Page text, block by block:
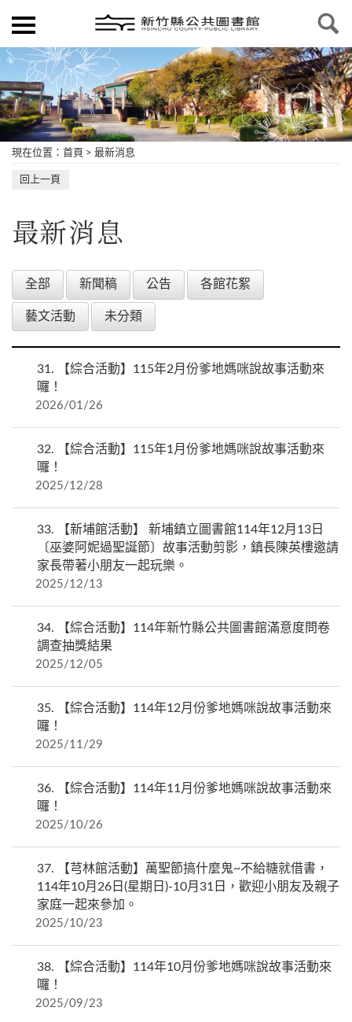
現在位置 ： 首頁 > 最新消息
回上一頁
最新消息
全部 新聞稿 公告 各館花絮
藝文活動 未分類
31.
【綜合活動】115年2月份爹地媽咪說故事活動來
囉！
2026/01/26
32.
【綜合活動】115年1月份爹地媽咪說故事活動來
囉！
2025/12/28
33.
【新埔館活動】 新埔鎮立圖書館114年12月13日
〔巫婆阿妮過聖誕節〕故事活動剪影，鎮長陳英樓邀請
家長帶著小朋友一起玩樂。
2025/12/13
34.
【綜合活動】114年新竹縣公共圖書館滿意度問卷
調查抽獎結果
2025/12/05
35.
【綜合活動】114年12月份爹地媽咪說故事活動來
囉！
2025/11/29
36.
【綜合活動】114年11月份爹地媽咪說故事活動來
囉！
2025/10/26
37.
【芎林館活動】萬聖節搞什麼鬼~不給糖就借書，
114年10月26日(星期日)-10月31日，歡迎小朋友及親子
家庭一起來參加。
2025/10/23
38.
【綜合活動】114年10月份爹地媽咪說故事活動來
囉！
2025/09/23